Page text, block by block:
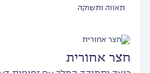
תאווה ותשוקה
חצר אחורית